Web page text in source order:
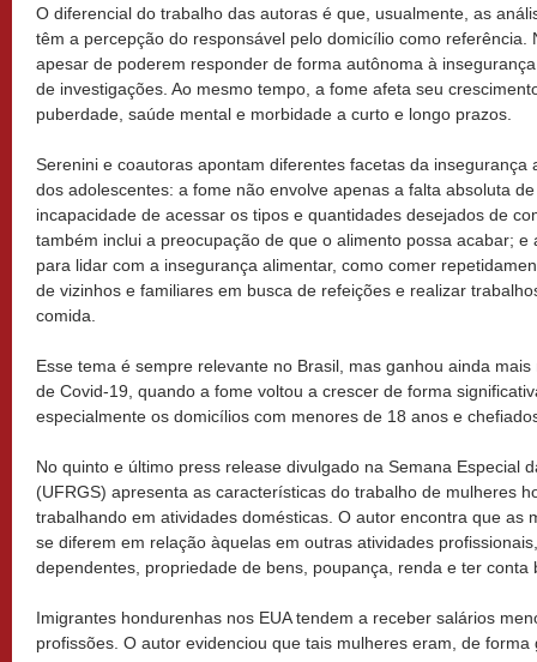
O diferencial do trabalho das autoras é que, usualmente, as
têm a percepção do responsável pelo domicílio como referência.
apesar de poderem responder de forma autônoma à
de investigações. Ao mesmo tempo, a fome afeta seu
puberdade, saúde mental e morbidade a curto e longo prazos.
Serenini e coautoras apontam diferentes facetas da insegurança
dos adolescentes: a fome não envolve apenas a falta absoluta
incapacidade de acessar os tipos e quantidades desejados de
também inclui a preocupação de que o alimento possa acabar; e
para lidar com a insegurança alimentar, como comer
de vizinhos e familiares em busca de refeições e realizar
comida.
Esse tema é sempre relevante no Brasil, mas ganhou ainda
de Covid-19, quando a fome voltou a crescer de forma
especialmente os domicílios com menores de 18 anos e
No quinto e último press release divulgado na Semana Especial
(UFRGS) apresenta as características do trabalho de mulheres
trabalhando em atividades domésticas. O autor encontra que as
se diferem em relação àquelas em outras atividades
dependentes, propriedade de bens, poupança, renda e ter
Imigrantes hondurenhas nos EUA tendem a receber salários
profissões. O autor evidenciou que tais mulheres eram, de